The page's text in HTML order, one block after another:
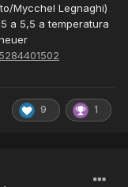
Mycchel Legnaghi)
a 5,5 a temperatura
9 1